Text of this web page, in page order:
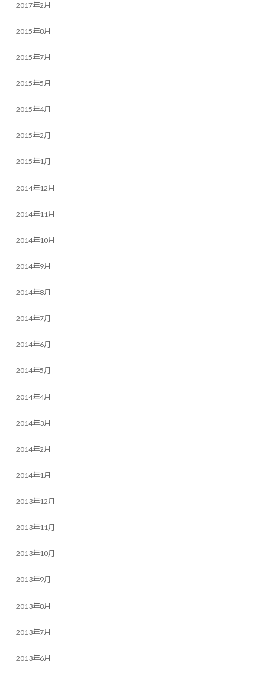
2017年2月
2015年8月
2015年7月
2015年5月
2015年4月
2015年2月
2015年1月
2014年12月
2014年11月
2014年10月
2014年9月
2014年8月
2014年7月
2014年6月
2014年5月
2014年4月
2014年3月
2014年2月
2014年1月
2013年12月
2013年11月
2013年10月
2013年9月
2013年8月
2013年7月
2013年6月